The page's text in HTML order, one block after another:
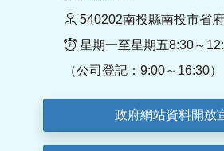
540202南投縣南投市省
星期一至星期五8:30～
（公司登記：9:00～16:30
政府網站資料開放